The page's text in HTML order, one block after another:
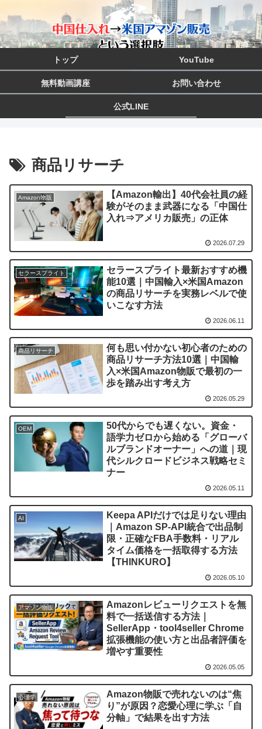
トップ YouTube
無料動画講座 お問い合わせ
公式LINE
商品リサーチ
Amazon物販
【Amazon輸出】40代会社員の経
験がそのまま武器になる「中国仕
入れ⇒アメリカ販売」の正体
2026.07.29
セラースプライト
セラースプライト最新おすすめ機
能10選｜中国輸入×米国Amazon
の商品リサーチを実務レベルで使
いこなす方法
2026.06.11
商品リサーチ
何も思い付かない初心者のための
商品リサーチ方法10選｜中国輸
入×米国Amazon物販で最初の一
歩を踏み出す考え方
2026.05.29
OEM
50代からでも遅くない。資金・
語学力ゼロから始める「グローバ
ルブランドオーナー」への道｜現
代シルクロードビジネス戦略セミ
ナー
2026.05.11
AI
Keepa APIだけでは足りない理由
｜Amazon SP-API統合で出品制
限・正確なFBA手数料・リアル
タイム価格を一括取得する方法
【THINKURO】
2026.05.10
アマゾン物販
Amazonレビューリクエストを無
料で一括送信する方法｜
SellerApp・tool4seller Chrome
拡張機能の使い方と出品者評価を
増やす重要性
2026.05.05
心理学
Amazon物販で売れないのは“焦
り”が原因？恋愛心理に学ぶ「自
分軸」で結果を出す方法